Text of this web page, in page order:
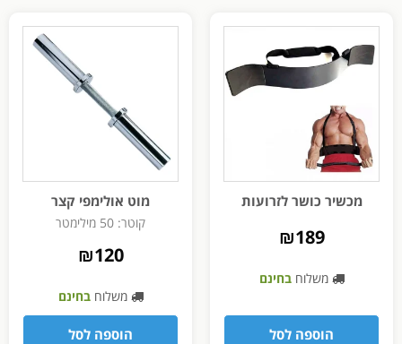
מכשיר כושר לזרועות
₪189
משלוחבחינם
הוספה לסל
מוט אולימפי קצר
קוטר: 50 מילימטר
₪120
משלוחבחינם
הוספה לסל